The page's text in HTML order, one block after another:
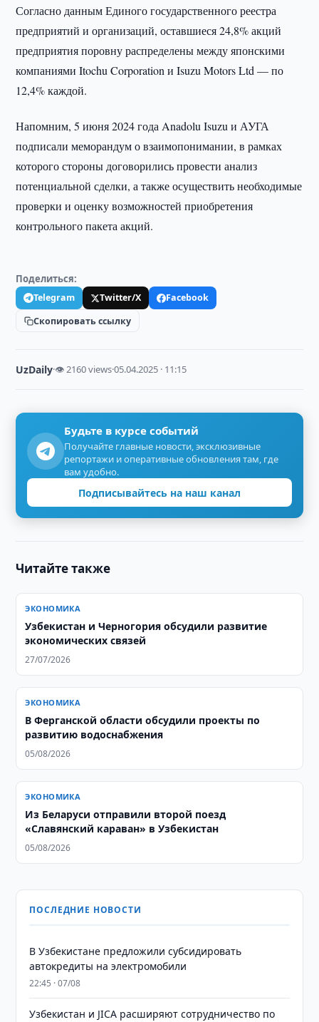
Согласно данным Единого государственного реестра
предприятий и организаций, оставшиеся 24,8% акций
предприятия поровну распределены между японскими
компаниями Itochu Corporation и Isuzu Motors Ltd — по
12,4% каждой.
Напомним, 5 июня 2024 года Anadolu Isuzu и АУГА
подписали меморандум о взаимопонимании, в рамках
которого стороны договорились провести анализ
потенциальной сделки, а также осуществить необходимые
проверки и оценку возможностей приобретения
контрольного пакета акций.
Поделиться:
Telegram Twitter/X
Facebook
Скопировать ссылку
UzDaily·👁 2160 views·05.04.2025 · 11:15
Будьте в курсе событий
Получайте главные новости, эксклюзивные
репортажи и оперативные обновления там, где
вам удобно.
Подписывайтесь на наш канал
Читайте также
ЭКОНОМИКА
Узбекистан и Черногория обсудили развитие
экономических связей
27/07/2026
ЭКОНОМИКА
В Ферганской области обсудили проекты по
развитию водоснабжения
05/08/2026
ЭКОНОМИКА
Из Беларуси отправили второй поезд
«Славянский караван» в Узбекистан
05/08/2026
ПОСЛЕДНИЕ НОВОСТИ
В Узбекистане предложили субсидировать
автокредиты на электромобили
22:45 · 07/08
Узбекистан и JICA расширяют сотрудничество по